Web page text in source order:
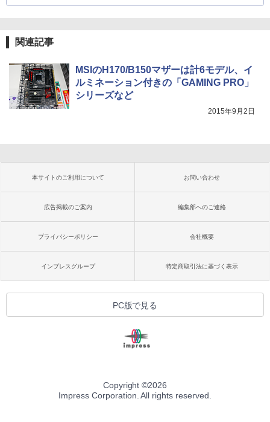
関連記事
MSIのH170/B150マザーは計6モデル、イ
ルミネーション付きの「GAMING PRO」
シリーズなど
2015年9月2日
本サイトのご利用について お問い合わせ
広告掲載のご案内 編集部へのご連絡
プライバシーポリシー 会社概要
インプレスグループ 特定商取引法に基づく表示
PC版で見る
Copyright ©2026
Impress Corporation. All rights reserved.